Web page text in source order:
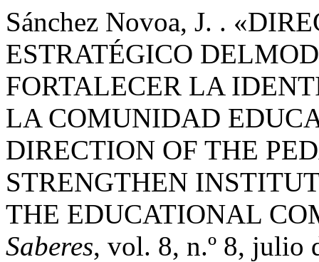
Sánchez Novoa, J. .
ESTRATÉGICO
FORTALECER LA
LA COMUNIDAD
DIRECTION OF THE
STRENGTHEN
THE EDUCATIONAL
Saberes, vol. 8, n.º 8, julio